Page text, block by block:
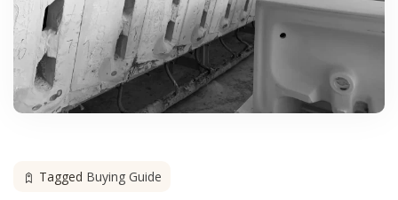
Tagged Buying Guide